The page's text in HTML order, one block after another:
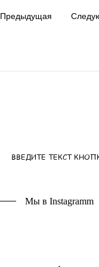
Предыдущая
ВВЕДИТЕ ТЕКСТ
Мы в Instagramm